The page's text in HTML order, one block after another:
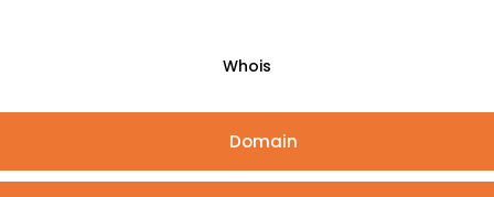
Whois
Domain